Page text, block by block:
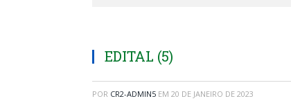
EDITAL (5)
POR CR2-ADMIN5 EM 20 DE JANEIRO DE 2023